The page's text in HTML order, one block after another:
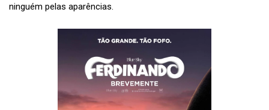
ninguém pelas aparências.